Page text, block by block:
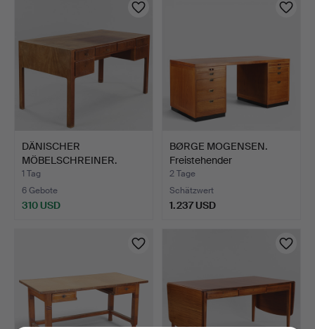
DÄNISCHER
MÖBELSCHREINER.
Schreibtisch aus…
1 Tag
6 Gebote
310 USD
BØRGE MOGENSEN.
Freistehender
Schreibtisch…
2 Tage
Schätzwert
1.237 USD